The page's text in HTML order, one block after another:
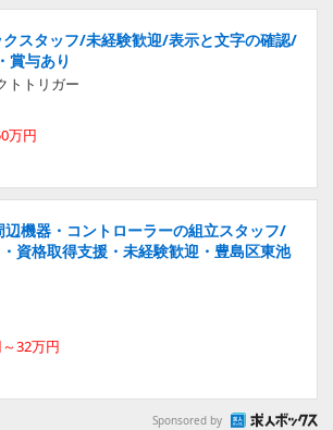
スタッフ/未経験歓迎/表示と文字の確認/
賞与あり
トトリガー
万円
辺機器・コントローラーの組立スタッフ/
資格取得支援・未経験歓迎・豊島区東池
32万円
Sponsored by